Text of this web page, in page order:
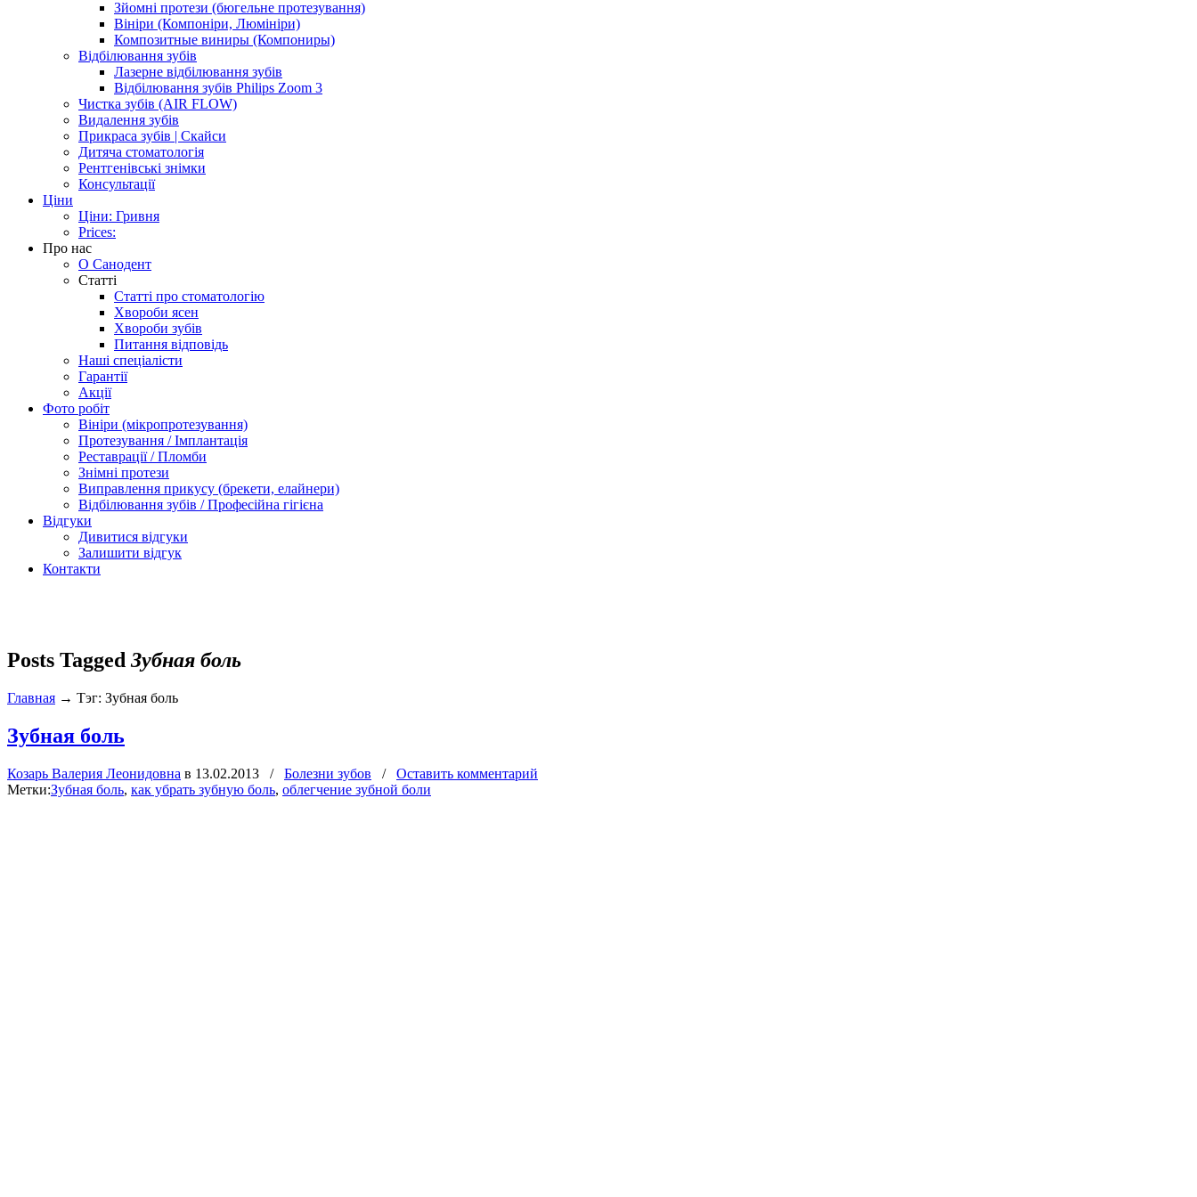
Зйомні протези (бюгельне протезування)
Вініри (Компоніри, Люмініри)
Композитные виниры (Компониры)
Відбілювання зубів
Лазерне відбілювання зубів
Відбілювання зубів Philips Zoom 3
Чистка зубів (AIR FLOW)
Видалення зубів
Прикраса зубів | Скайси
Дитяча стоматологія
Рентгенівські знімки
Консультації
Ціни
Ціни: Гривня
Prices:
Про нас
О Санодент
Статті
Статті про стоматологію
Хвороби ясен
Хвороби зубів
Питання відповідь
Наші спеціалісти
Гарантії
Акції
Фото робіт
Вініри (мікропротезування)
Протезування / Імплантація
Реставрації / Пломби
Знімні протези
Виправлення прикусу (брекети, елайнери)
Відбілювання зубів / Професійна гігієна
Відгуки
Дивитися відгуки
Залишити відгук
Контакти
Posts TaggedЗубная боль
Главная → Тэг: Зубная боль
Зубная боль
Козарь Валерия Леонидовна в 13.02.2013 / Болезни зубов / Оставить комментарий
Метки:Зубная боль, как убрать зубную боль, облегчение зубной боли